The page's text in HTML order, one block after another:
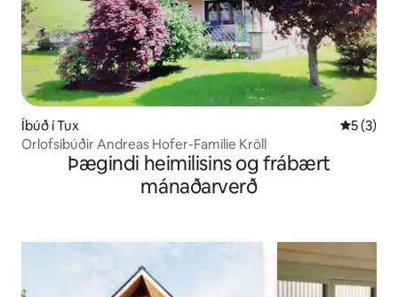
Íbúð í Tux 5 af 5 í
5 (3)
Orlofsíbúðir Andreas Hofer-Familie Kröll
Þægindi heimilisins og frábært
mánaðarverð